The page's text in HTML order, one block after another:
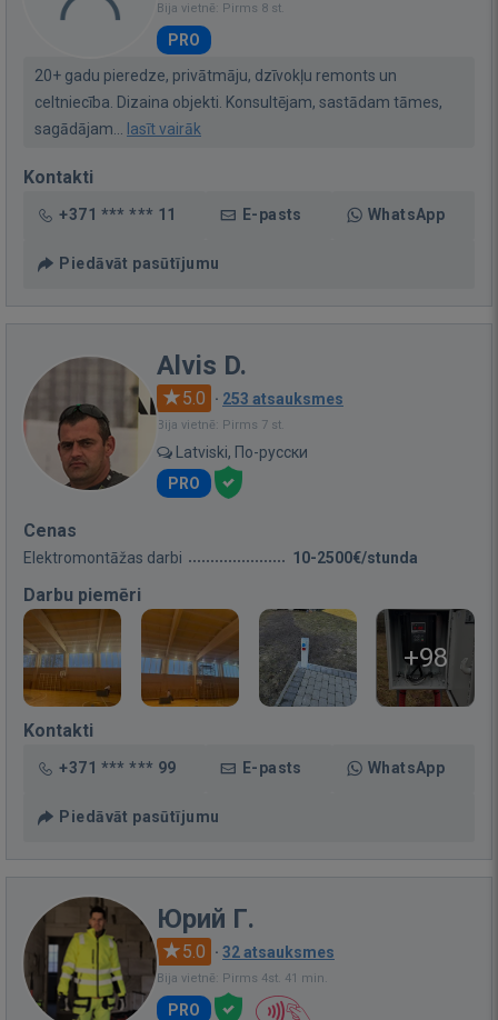
Bija vietnē: Pirms 8 st.
PRO
20+ gadu pieredze, privātmāju, dzīvokļu remonts un
celtniecība. Dizaina objekti. Konsultējam, sastādam tāmes,
sagādājam... lasīt vairāk
Kontakti
+371 *** *** 11 E-pasts WhatsApp
Piedāvāt pasūtījumu
Alvis D.
5.0 · 253 atsauksmes
Bija vietnē: Pirms 7 st.
Latviski, По-русски
PRO
Cenas
Elektromontāžas darbi 10-2500€/stunda
Darbu piemēri
+98
Kontakti
+371 *** *** 99 E-pasts WhatsApp
Piedāvāt pasūtījumu
Юрий Г.
5.0 · 32 atsauksmes
Bija vietnē: Pirms 4st. 41 min.
PRO